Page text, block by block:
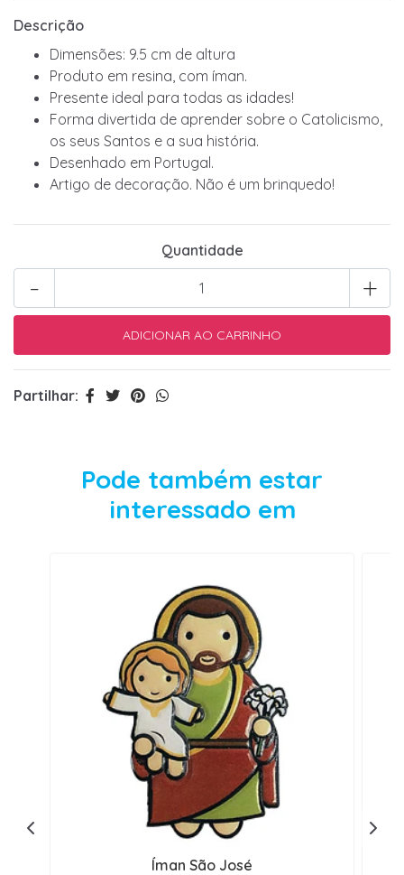
Descrição
Dimensões: 9.5 cm de altura
Produto em resina, com íman.
Presente ideal para todas as idades!
Forma divertida de aprender sobre o Catolicismo,
os seus Santos e a sua história.
Desenhado em Portugal.
Artigo de decoração. Não é um brinquedo!
Quantidade
+
-
Partilhar:
Pode também estar
interessado em
Íman São José